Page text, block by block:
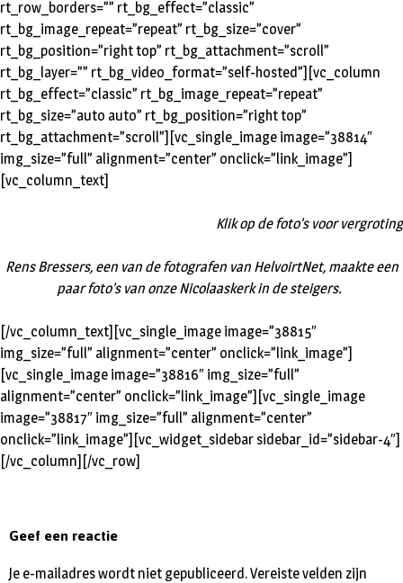
rt_row_borders=”” rt_bg_effect=”classic”
rt_bg_image_repeat=”repeat” rt_bg_size=”cover”
rt_bg_position=”right top” rt_bg_attachment=”scroll”
rt_bg_layer=”” rt_bg_video_format=”self-hosted”][vc_column
rt_bg_effect=”classic” rt_bg_image_repeat=”repeat”
rt_bg_size=”auto auto” rt_bg_position=”right top”
rt_bg_attachment=”scroll”][vc_single_image image=”38814″
img_size=”full” alignment=”center” onclick=”link_image”]
[vc_column_text]
Klik op de foto’s voor vergroting
Rens Bressers, een van de fotografen van HelvoirtNet, maakte een
paar foto’s van onze Nicolaaskerk in de steigers.
[/vc_column_text][vc_single_image image=”38815″
img_size=”full” alignment=”center” onclick=”link_image”]
[vc_single_image image=”38816″ img_size=”full”
alignment=”center” onclick=”link_image”][vc_single_image
image=”38817″ img_size=”full” alignment=”center”
onclick=”link_image”][vc_widget_sidebar sidebar_id=”sidebar-4″]
[/vc_column][/vc_row]
Geef een reactie
Je e-mailadres wordt niet gepubliceerd.Vereiste velden zijn